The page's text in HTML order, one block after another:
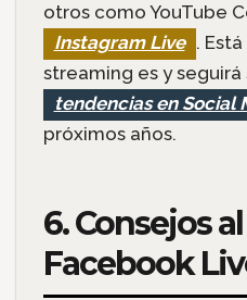
otros como YouTube
Instagram Live .
streaming es y
tendencias en Social
próximos años.
6. Consejos
Facebook